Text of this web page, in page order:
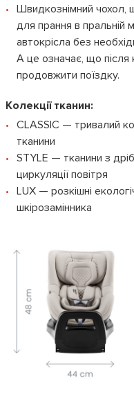
Швидкознімний чохол,
для прання в пральній
автокрісла без
А це означає, що після
продовжити поїздку.
Колекції тканин:
CLASSIC — тривалий
тканини
STYLE — тканини з
циркуляції повітря
LUX — розкішні
шкірозамінника